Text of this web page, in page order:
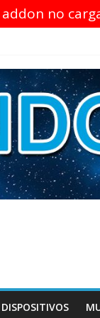
addon no
DISPOSITIVOS